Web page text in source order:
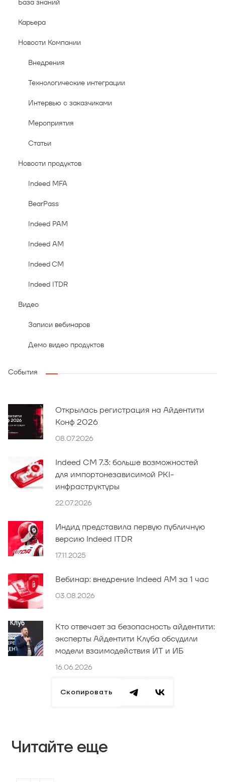
База знаний
Карьера
Новости Компании
Внедрения
Технологические интеграции
Интервью с заказчиками
Мероприятия
Статьи
Новости продуктов
Indeed MFA
BearPass
Indeed PAM
Indeed AM
Indeed CM
Indeed ITDR
Видео
Записи вебинаров
Демо видео продуктов
События
Открылась регистрация на Айдентити
Конф 2026
08.07.2026
Indeed CM 7.3: больше возможностей
для импортонезависимой PKI-
инфраструктуры
22.07.2026
Индид представила первую публичную
версию Indeed ITDR
17.11.2025
Вебинар: внедрение Indeed AM за 1 час
03.08.2026
Кто отвечает за безопасность айдентити:
эксперты Айдентити Клуба обсудили
модели взаимодействия ИТ и ИБ
16.06.2026
Скопировать
Читайте еще